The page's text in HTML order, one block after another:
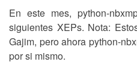
En este mes, python-
siguientes XEPs. Nota:
Gajim, pero ahora python-
por si mismo.